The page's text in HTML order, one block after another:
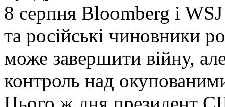
8 серпня Bloomberg і
та російські чиновники
може завершити війну,
контроль над